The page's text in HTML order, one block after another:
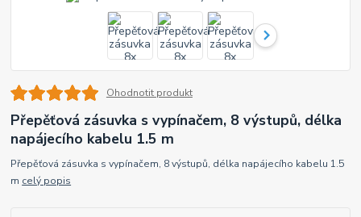
Ohodnotit produkt
Přepěťová zásuvka s vypínačem, 8 výstupů, délka
napájecího kabelu 1.5 m
Přepěťová zásuvka s vypínačem, 8 výstupů, délka napájecího kabelu 1.5
m celý popis